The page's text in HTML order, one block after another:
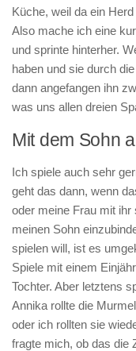
Küche, weil da ein
Also mache ich eine
und sprinte hinterher.
haben und sie durch
dann angefangen ihn
was uns allen dreien
Mit dem Sohn
Ich spiele auch sehr
geht das dann, wenn
oder meine Frau mit
meinen Sohn
spielen will, ist es
Spiele mit einem
Tochter. Aber letztens
Annika rollte die
oder ich rollten sie
fragte mich, ob das die